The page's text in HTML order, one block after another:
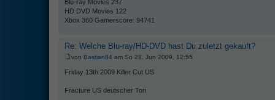
Blu-ray Movies 237
HD DVD Movies 122
Xbox 360 Gamerscore: 94741
Re: Welche Blu-ray/HD-DVD hast Du zuletzt gekauft?
von Bastian84 am So 28. Jun 2009, 12:55
Friday 13th 2009 Killer Cut US
Fracture US deutscher Ton